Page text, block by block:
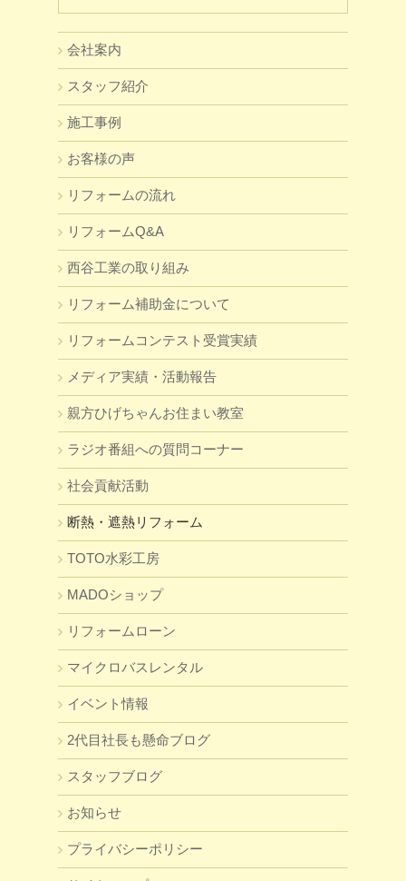
会社案内
スタッフ紹介
施工事例
お客様の声
リフォームの流れ
リフォームQ&A
西谷工業の取り組み
リフォーム補助金について
リフォームコンテスト受賞実績
メディア実績・活動報告
親方ひげちゃんお住まい教室
ラジオ番組への質問コーナー
社会貢献活動
断熱・遮熱リフォーム
TOTO水彩工房
MADOショップ
リフォームローン
マイクロバスレンタル
イベント情報
2代目社長も懸命ブログ
スタッフブログ
お知らせ
プライバシーポリシー